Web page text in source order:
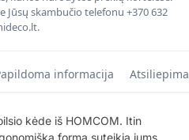
Jūsų skambučio telefonu +370 632
informacija
kėde iš HOMCOM. Itin
forma suteikia jums